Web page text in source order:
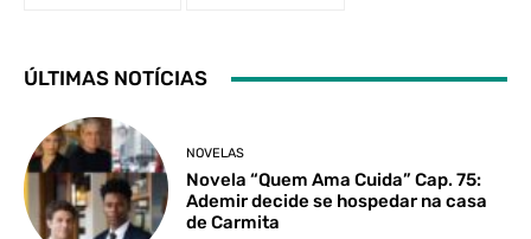
ÚLTIMAS NOTÍCIAS
NOVELAS
Novela “Quem Ama Cuida” Cap. 75:
Ademir decide se hospedar na casa
de Carmita